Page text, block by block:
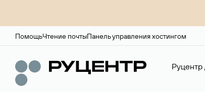
ПомощьЧтение почтыПанель управления хостингом